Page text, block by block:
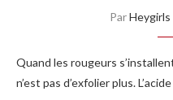
ParHeygirls
Quand les rougeurs
n’est pas d’exfolier plus.